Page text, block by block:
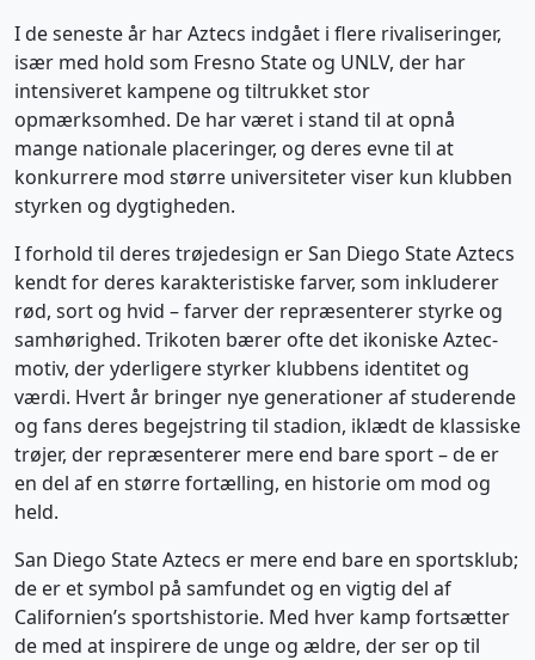
I de seneste år har Aztecs indgået i flere rivaliseringer,
især med hold som Fresno State og UNLV, der har
intensiveret kampene og tiltrukket stor
opmærksomhed. De har været i stand til at opnå
mange nationale placeringer, og deres evne til at
konkurrere mod større universiteter viser kun klubben
styrken og dygtigheden.
I forhold til deres trøjedesign er San Diego State Aztecs
kendt for deres karakteristiske farver, som inkluderer
rød, sort og hvid – farver der repræsenterer styrke og
samhørighed. Trikoten bærer ofte det ikoniske Aztec-
motiv, der yderligere styrker klubbens identitet og
værdi. Hvert år bringer nye generationer af studerende
og fans deres begejstring til stadion, iklædt de klassiske
trøjer, der repræsenterer mere end bare sport – de er
en del af en større fortælling, en historie om mod og
held.
San Diego State Aztecs er mere end bare en sportsklub;
de er et symbol på samfundet og en vigtig del af
Californien’s sportshistorie. Med hver kamp fortsætter
de med at inspirere de unge og ældre, der ser op til